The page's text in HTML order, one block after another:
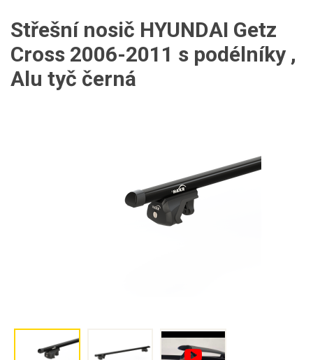
Střešní nosič HYUNDAI Getz
Cross 2006-2011 s podélníky ,
Alu tyč černá